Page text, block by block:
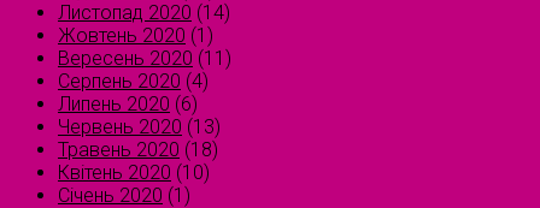
Листопад 2020 (14)
Жовтень 2020 (1)
Вересень 2020 (11)
Серпень 2020 (4)
Липень 2020 (6)
Червень 2020 (13)
Травень 2020 (18)
Квітень 2020 (10)
Січень 2020 (1)